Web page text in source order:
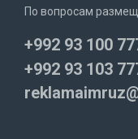
По вопросам
+992 93 100
+992 93 103